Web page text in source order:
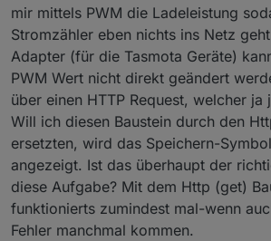
mir mittels PWM die Ladeleistung
Stromzähler eben nichts ins Netz
Adapter (für die Tasmota Geräte)
PWM Wert nicht direkt geändert
über einen HTTP Request, welcher ja
Will ich diesen Baustein durch den
ersetzten, wird das Speichern-
angezeigt. Ist das überhaupt der
diese Aufgabe? Mit dem Http (get)
funktionierts zumindest mal-wenn
Fehler manchmal kommen.